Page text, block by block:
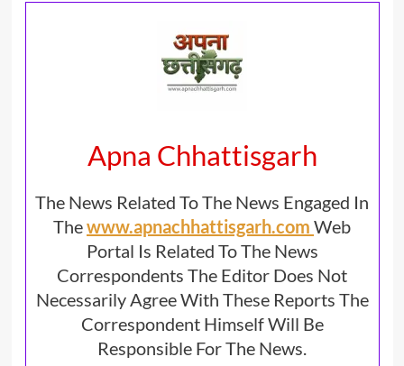
Apna Chhattisgarh
The News Related To The News Engaged In
Thewww.apnachhattisgarh.com Web
Portal Is Related To The News
Correspondents The Editor Does Not
Necessarily Agree With These Reports The
Correspondent Himself Will Be
Responsible For The News.